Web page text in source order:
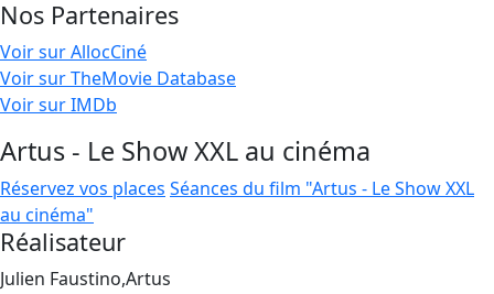
Nos Partenaires
Voir sur AllocCiné
Voir sur TheMovie Database
Voir sur IMDb
Artus - Le Show XXL au cinéma
Réservez vos places Séances du film "Artus - Le Show XXL
au cinéma"
Réalisateur
Julien Faustino,Artus